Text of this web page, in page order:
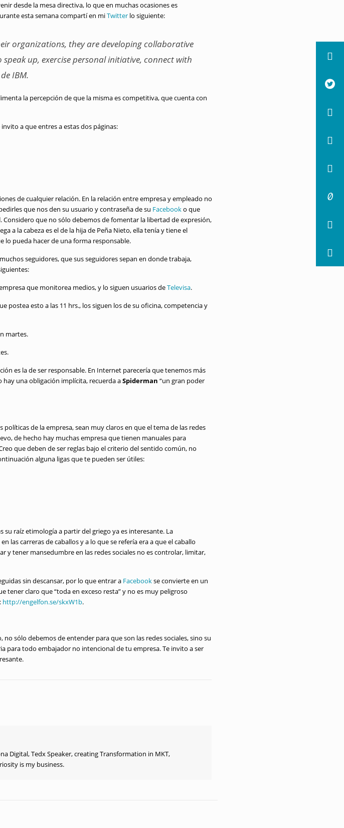
desde la mesa directiva, lo que en muchas ocasiones es
esta semana compartí en miTwitter lo siguiente:
organizations, they are developing collaborative
up, exercise personal initiative, connect with
IBM.
la percepción de que la misma es competitiva, que cuenta con
a que entres a estas dos páginas:
de cualquier relación. En la relación entre empresa y empleado no
que nos den su usuario y contraseña de su Facebooko que
que no sólo debemos de fomentar la libertad de expresión,
a la cabeza es el de la hija de Peña Nieto, ella tenía y tiene el
lo pueda hacer de una forma responsable.
seguidores, que sus seguidores sepan en donde trabaja,
que monitorea medios, y lo siguen usuarios deTelevisa.
postea esto a las 11 hrs., los siguen los de su oficina, competencia y
martes.
es la de ser responsable. En Internet parecería que tenemos más
hay una obligación implícita, recuerda aSpiderman “un gran poder
de la empresa, sean muy claros en que el tema de las redes
de hecho hay muchas empresa que tienen manuales para
que deben de ser reglas bajo el criterio del sentido común, no
alguna ligas que te pueden ser útiles:
raíz etimología a partir del griego ya es interesante. La
las carreras de caballos y a lo que se refería era a que el caballo
y tener mansedumbre en las redes sociales no es controlar, limitar,
sin descansar, por lo que entrar a Facebookse convierte en un
claro que “toda en exceso resta” y no es muy peligroso
http://engelfon.se/skxW1b.
sólo debemos de entender para que son las redes sociales, sino su
para todo embajador no intencional de tu empresa. Te invito a ser
Digital, Tedx Speaker, creating Transformation in MKT,
is my business.